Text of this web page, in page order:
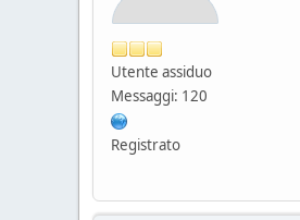
Utente assiduo
Messaggi: 120
Registrato